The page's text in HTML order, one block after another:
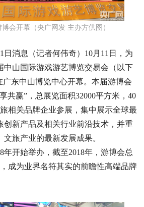
博会开幕（央广网发 主办方供图）
日消息（记者何伟奇）10月11日，为
中山国际游戏游艺博览交易会（以下
广东中山博览中心开幕。本届游博会
共赢”，总展览面积32000平方米，40
相关品牌企业参展，集中展示全球最
创新产品及相关行业前沿技术，并重
旅产业的最新发展成果。
年开始举办，截至2018年，游博会总
成为业界名符其实的前瞻性高端品牌